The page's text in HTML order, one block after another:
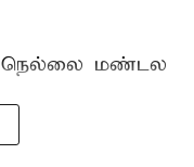
நெல்லை மண்டல